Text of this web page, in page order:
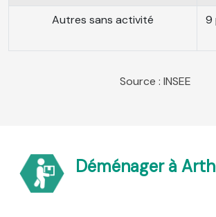
Autres sans activité
9
Source : INSEE
Déménager à